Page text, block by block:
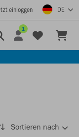
einloggen DE
1
Sortieren nach